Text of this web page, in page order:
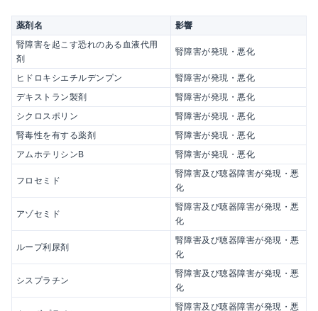
薬剤名
影響
腎障害を起こす恐れのある血液代用
剤
腎障害が発現・悪化
ヒドロキシエチルデンプン
腎障害が発現・悪化
デキストラン製剤
腎障害が発現・悪化
シクロスポリン
腎障害が発現・悪化
腎毒性を有する薬剤
腎障害が発現・悪化
アムホテリシンB
腎障害が発現・悪化
フロセミド
腎障害及び聴器障害が発現・悪
化
アゾセミド
腎障害及び聴器障害が発現・悪
化
ループ利尿剤
腎障害及び聴器障害が発現・悪
化
シスプラチン
腎障害及び聴器障害が発現・悪
化
腎障害及び聴器障害が発現・悪